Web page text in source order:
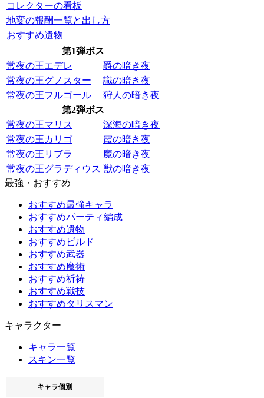
コレクターの看板
地変の報酬一覧と出し方
おすすめ遺物
第1弾ボス
常夜の王エデレ
爵の暗き夜
常夜の王グノスター
識の暗き夜
常夜の王フルゴール
狩人の暗き夜
第2弾ボス
常夜の王マリス
深海の暗き夜
常夜の王カリゴ
霞の暗き夜
常夜の王リブラ
魔の暗き夜
常夜の王グラディウス 獣の暗き夜
最強・おすすめ
おすすめ最強キャラ
おすすめパーティ編成
おすすめ遺物
おすすめビルド
おすすめ武器
おすすめ魔術
おすすめ祈祷
おすすめ戦技
おすすめタリスマン
キャラクター
キャラ一覧
スキン一覧
キャラ個別